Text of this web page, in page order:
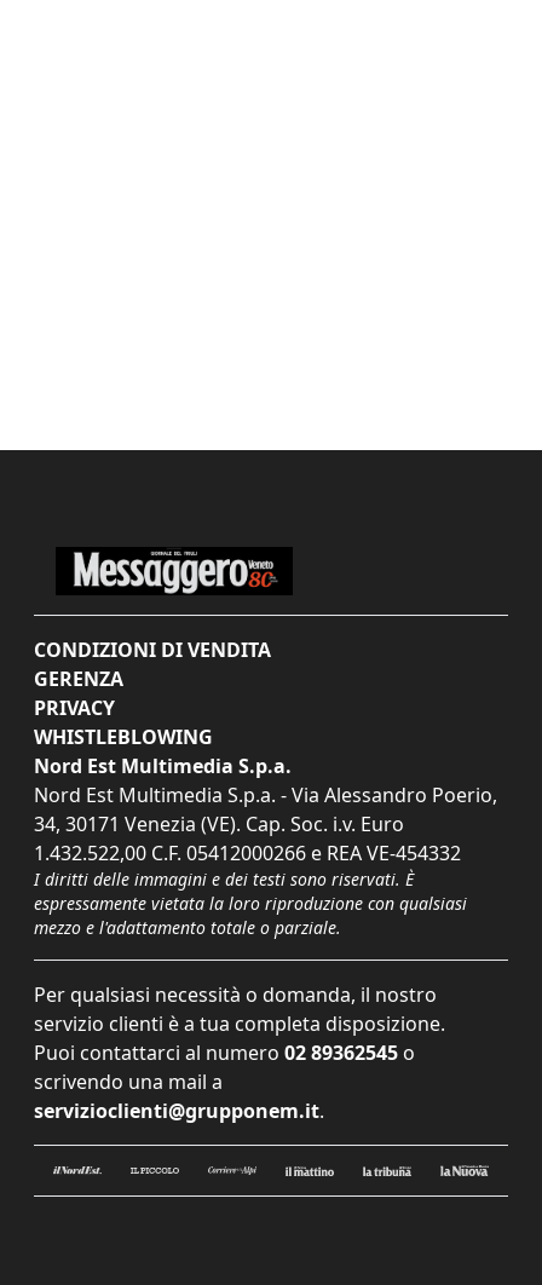
CONDIZIONI DI VENDITA
GERENZA
PRIVACY
WHISTLEBLOWING
Nord Est Multimedia S.p.a.
Nord Est Multimedia S.p.a. - Via Alessandro Poerio,
34, 30171 Venezia (VE). Cap. Soc. i.v. Euro
1.432.522,00 C.F. 05412000266 e REA VE-454332
I diritti delle immagini e dei testi sono riservati. È
espressamente vietata la loro riproduzione con qualsiasi
mezzo e l'adattamento totale o parziale.
Per qualsiasi necessità o domanda, il nostro
servizio clienti è a tua completa disposizione.
Puoi contattarci al numero 02 89362545 o
scrivendo una mail a
servizioclienti@grupponem.it.